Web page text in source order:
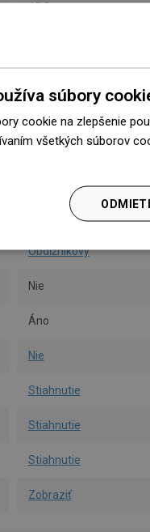
45,5 cm
Lesk
Umyvadlový
Obdĺžnikový
Nie
Áno
Nie
Stiahnutie
Stiahnutie
Stiahnutie
Zobraziť
súbory
cookie na zlepšenie
všetkých súborov